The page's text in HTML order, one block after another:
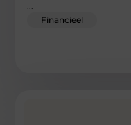
...
Financieel